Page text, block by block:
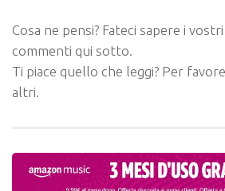
Cosa ne pensi? Fateci sapere i
commenti qui sotto.
Ti piace quello che leggi? Per
altri.